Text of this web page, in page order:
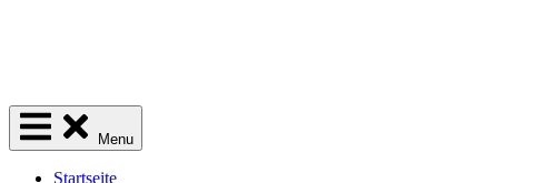
"aus alt mach neu"
Menu
Startseite